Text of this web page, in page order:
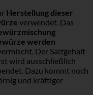
Herstellung dieser
verwendet. Das
werden
Der Salzgehalt
wird ausschließlich
Dazu kommt noch
und kräftiger